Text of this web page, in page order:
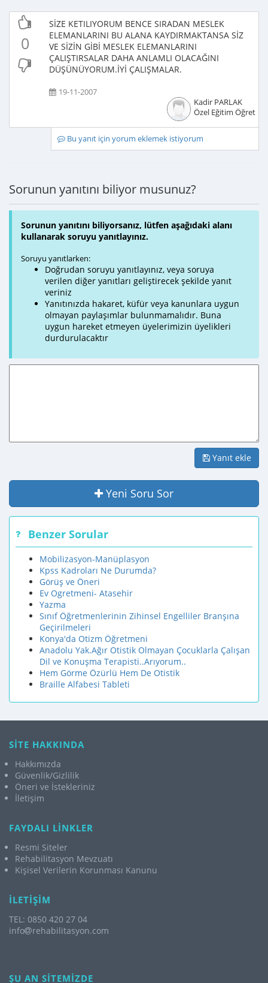
0
SİZE KETILIYORUM BENCE SIRADAN MESLEK
ELEMANLARINI BU ALANA KAYDIRMAKTANSA SİZ
VE SİZİN GİBİ MESLEK ELEMANLARINI
ÇALIŞTIRSALAR DAHA ANLAMLI OLACAĞINI
DÜŞÜNÜYORUM.İYİ ÇALIŞMALAR.
19-11-2007
Kadir PARLAK
Özel Eğitim
Bu yanıt için yorum eklemek istiyorum
Sorunun yanıtını biliyor musunuz?
Sorunun yanıtını biliyorsanız, lütfen aşağıdaki alanı
kullanarak soruyu yanıtlayınız.
Soruyu yanıtlarken:
Doğrudan soruyu yanıtlayınız, veya soruya
verilen diğer yanıtları geliştirecek şekilde yanıt
veriniz
Yanıtınızda hakaret, küfür veya kanunlara uygun
olmayan paylaşımlar bulunmamalıdır. Buna
uygun hareket etmeyen üyelerimizin üyelikleri
durdurulacaktır
Yanıt ekle
Yeni Soru Sor
Benzer Sorular
Mobilizasyon-Manüplasyon
Kpss Kadroları Ne Durumda?
Görüş ve Öneri
Ev Ogretmeni- Atasehir
Yazma
Sınıf Öğretmenlerinin Zihinsel Engelliler Branşına
Geçirilmeleri
Konya'da Otizm Öğretmeni
Anadolu Yak.Ağır Otistik Olmayan Çocuklarla Çalışan
Dil ve Konuşma Terapisti..Arıyorum..
Hem Görme Özürlü Hem De Otistik
Braille Alfabesi Tableti
SİTE HAKKINDA
Hakkımızda
Güvenlik/Gizlilik
Öneri ve İstekleriniz
İletişim
FAYDALI LİNKLER
Resmi Siteler
Rehabilitasyon Mevzuatı
Kişisel Verilerin Korunması Kanunu
İLETİŞİM
TEL: 0850 420 27 04
info
rehabilitasyon.com
ŞU AN SİTEMİZDE